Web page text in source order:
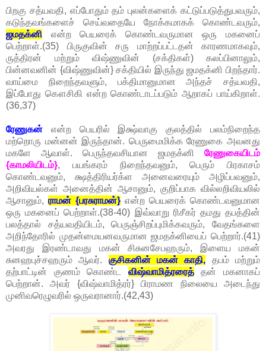
பிறகு சத்யவதி, எப்போதும் தம் புலன்களைக் கட்டுப்படுத்துபவரும்,
கடுந்தவங்களைச் செய்வதையே நோக்கமாகக் கொண்டவரும்,
ஜமதக்னி என்ற பெயரைக் கொண்டவருமான ஒரு மகனைப்
பெற்றாள்.(35) பிருகுவின் சரு மாற்றப்பட்டதன் காரணமாகவும்,
ருத்திரன் மற்றும் விஷ்ணுவின் (சக்திகள்) கலப்பினாலும்,
பின்னவனின் {விஷ்ணுவின்} சக்தியில் இருந்து ஜமதக்னி பிறந்தார்.
வாய்மை நிறைந்தவளும், பக்திமானுமான அந்தச் சத்யவதி,
இப்போது கௌசிகி என்ற கொண்டாடப்படும் ஆறாகப் பாய்கிறாள்.
(36,37)
ரேணுகன் என்ற பெயரில் இக்ஷ்வாகு குலத்தில் பலம்நிறைந்த
மற்றொரு மன்னன் இருந்தான். பெருமைமிக்க ரேணுகை அவனது
மகளே ஆவாள். பெருந்தவசியான ஜமதக்னி ரேணுகையிடம்
{காமலியிடம்}, பயங்கரம் நிறைந்தவனும், பெரும் பிரகாசம்
கொண்டவனும், க்ஷத்திரியர்க்ள அனைவரையும் அழிப்பவனும்,
அறிவியல்கள் அனைத்தின் ஆசானும், குறிப்பாக வில்லறிவியலில்
ஆசானும், ராமன் {பரசுராமன்} என்ற பெயரைக் கொண்டவனுமான
ஒரு மகனைப் பெற்றாள்.(38-40) இவ்வாறு ரிசீகர் தமது தபத்தின்
பலத்தால் சத்யவதியிடம், பெருஞ்சிறப்புமிக்கவரும், வேதங்களை
அறிந்தோரில் முதன்மையனவருமான ஜமதக்னியைப் பெற்றார்.(41)
அவரது இரண்டாவது மகன் சிசுனசேபஹரும், இளைய மகன்
சுனஹபுச்சஹரும் ஆவர். குசிகனின் மகன் காதி, தபம் மற்றும்
தற்பாட்டின் குணம் கொண்ட விஷ்வாமித்ரரைத்தன் மகனாகப்
பெற்றான். அவர் {விஷ்வாமித்ரர்} பிராமண நிலையை அடைந்து
முனிவரெழுவரில் ஒருவரானார்.(42,43)